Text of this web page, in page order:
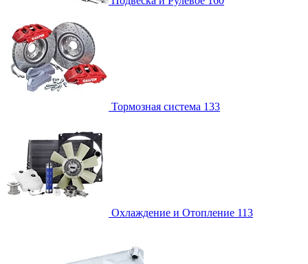
Тормозная система 133
Охлаждение и Отопление 113